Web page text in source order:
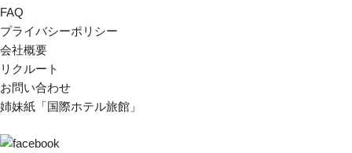
FAQ
プライバシーポリシー
会社概要
リクルート
お問い合わせ
姉妹紙「国際ホテル旅館」